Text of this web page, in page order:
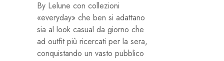
By Lelune con collezioni
«everyday» che ben si adattano
sia al look casual da giorno che
ad outfit più ricercati per la sera,
conquistando un vasto pubblico